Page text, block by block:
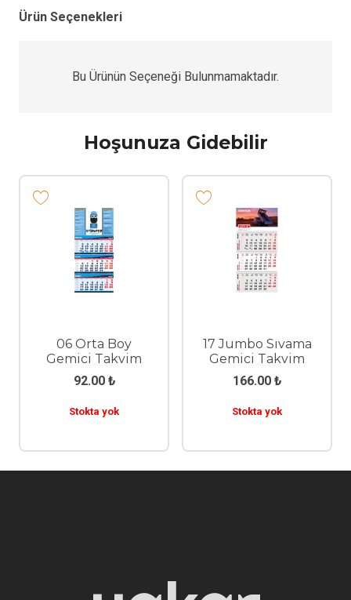
Ürün Seçenekleri
Bu Ürünün Seçeneği Bulunmamaktadır.
Hoşunuza Gidebilir
06 Orta Boy
Gemici Takvim
92.00 ₺
Stokta yok
17 Jumbo Sıvama
Gemici Takvim
166.00 ₺
Stokta yok